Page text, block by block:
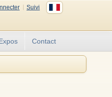
Suivi
Contact